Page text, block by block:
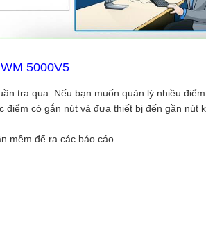
5000V5
tra qua. Nếu bạn muốn quản lý nhiều
có gắn nút và đưa thiết bị đến gần nút
mềm để ra các báo cáo.